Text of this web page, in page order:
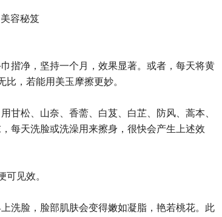
容秘笈
揩净，坚持一个月，效果显著。或者，每天将黄
，若能用美玉摩擦更妙。
甘松、山奈、香薷、白芨、白芷、防风、蒿本、
每天洗脸或洗澡用来擦身，很快会产生上述效
见效。
洗脸，脸部肌肤会变得嫩如凝脂，艳若桃花。此